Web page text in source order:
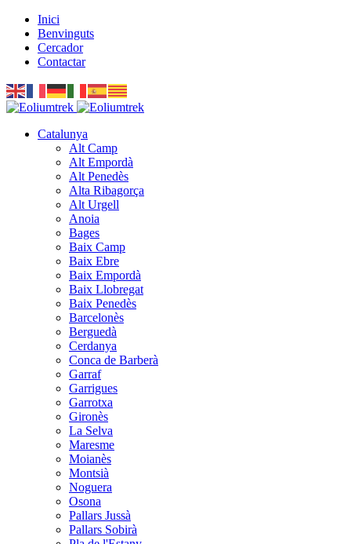
Inici
Benvinguts
Cercador
Contactar
Catalunya
Alt Camp
Alt Empordà
Alt Penedès
Alta Ribagorça
Alt Urgell
Anoia
Bages
Baix Camp
Baix Ebre
Baix Empordà
Baix Llobregat
Baix Penedès
Barcelonès
Berguedà
Cerdanya
Conca de Barberà
Garraf
Garrigues
Garrotxa
Gironès
La Selva
Maresme
Moianès
Montsià
Noguera
Osona
Pallars Jussà
Pallars Sobirà